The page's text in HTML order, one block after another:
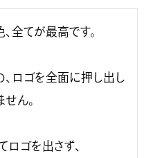
、全てが最高です。
ロゴを全面に押し出し
ん。
ゴを出さず、